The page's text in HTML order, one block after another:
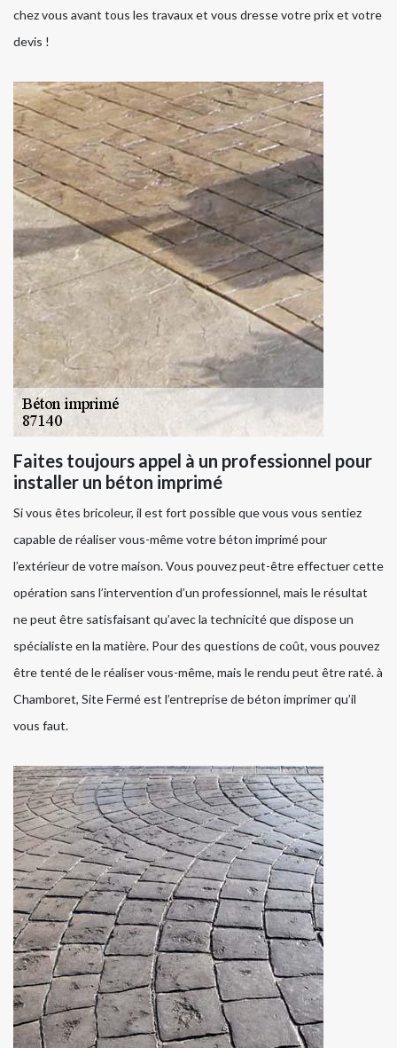
chez vous avant tous les travaux et vous dresse votre prix et votre
devis !
Faites toujours appel à un professionnel pour
installer un béton imprimé
Si vous êtes bricoleur, il est fort possible que vous vous sentiez
capable de réaliser vous-même votre béton imprimé pour
l’extérieur de votre maison. Vous pouvez peut-être effectuer cette
opération sans l’intervention d’un professionnel, mais le résultat
ne peut être satisfaisant qu’avec la technicité que dispose un
spécialiste en la matière. Pour des questions de coût, vous pouvez
être tenté de le réaliser vous-même, mais le rendu peut être raté. à
Chamboret, Site Fermé est l’entreprise de béton imprimer qu’il
vous faut.